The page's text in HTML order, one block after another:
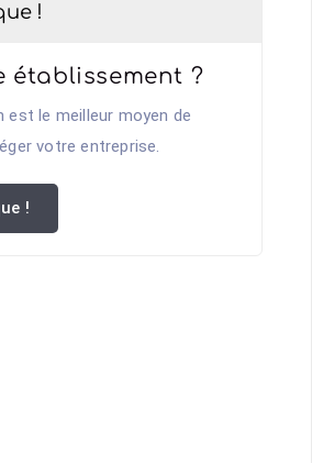
!
établissement ?
est le meilleur moyen de
votre entreprise.
!